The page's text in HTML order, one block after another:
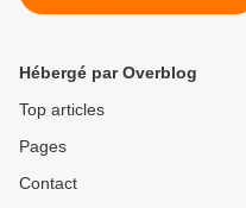
SCAR-H PR commandés en
Hébergé par Overblog
Top articles
Pages
Contact